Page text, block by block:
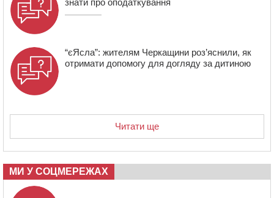
знати про оподаткування
“єЯсла”: жителям Черкащини роз’яснили, як
отримати допомогу для догляду за дитиною
Читати ще
МИ У СОЦМЕРЕЖАХ